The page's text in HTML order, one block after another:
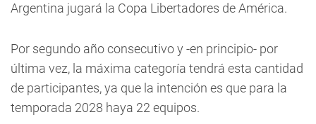
Argentina jugará la Copa Libertadores de América.
Por segundo año consecutivo y -en principio- por
última vez, la máxima categoría tendrá esta cantidad
de participantes, ya que la intención es que para la
temporada 2028 haya 22 equipos.